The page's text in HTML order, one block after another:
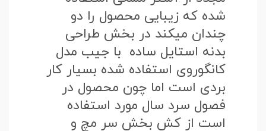
شده که زیبایی محصول را دو
چندان میکند در بخش طراحی
بدنه استایل ساده با جیب مدل
کانگوروی استفاده شده بسیار کار
بردی است اما چون محصول در
فصول سرد سال مورد استفاده
است از کش بخش سر مچ و